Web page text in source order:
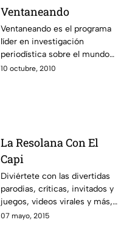
Ventaneando
Ventaneando es el programa
líder en investigación
periodística sobre el mundo
del espectáculo. Noticias,
10 octubre, 2010
La Resolana Con El
Capi
Diviértete con las divertidas
parodias, críticas, invitados y
juegos, videos virales y más,
con el estilo único de El Capi
07 mayo, 2015